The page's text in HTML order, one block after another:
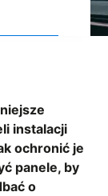
instalacji
ochronić je
panele, by
o